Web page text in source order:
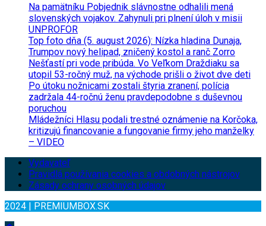
Na pamätníku Pobjednik slávnostne odhalili mená
slovenských vojakov. Zahynuli pri plnení úloh v misii
UNPROFOR
Top foto dňa (5. august 2026): Nízka hladina Dunaja,
Trumpov nový helipad, zničený kostol a ranč Zorro
Nešťastí pri vode pribúda. Vo Veľkom Draždiaku sa
utopil 53-ročný muž, na východe prišli o život dve deti
Po útoku nožnicami zostali štyria zranení, polícia
zadržala 44-ročnú ženu pravdepodobne s duševnou
poruchou
Mládežníci Hlasu podali trestné oznámenie na Korčoka,
kritizujú financovanie a fungovanie firmy jeho manželky
– VIDEO
Vydavateľ
Pravidlá používania cookies a obdobných nástrojov
Zásady ochrany osobných údajov
2024 | PREMIUMBOX.SK